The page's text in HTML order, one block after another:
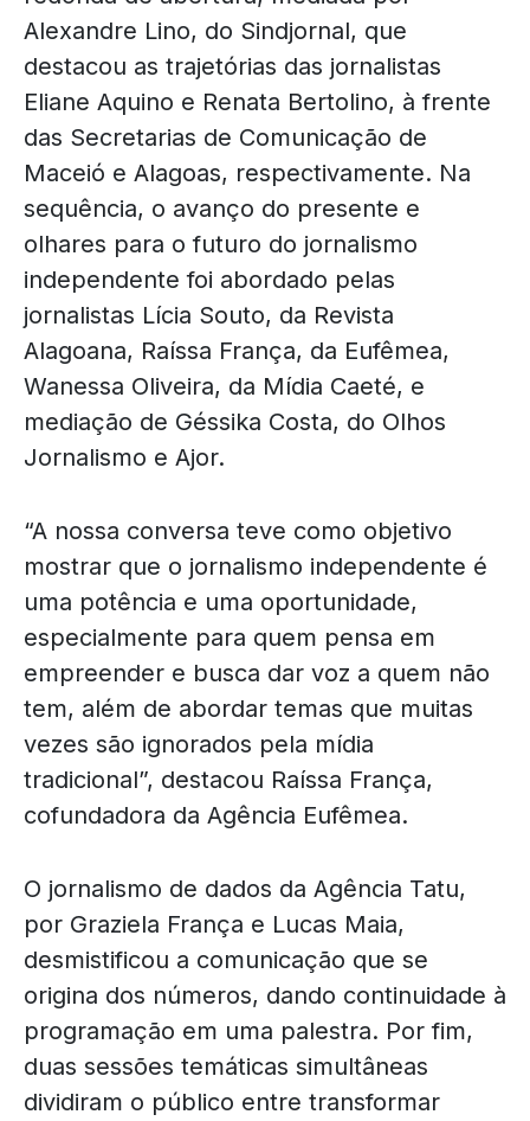
Alexandre Lino, do Sindjornal, que
destacou as trajetórias das jornalistas
Eliane Aquino e Renata Bertolino, à frente
das Secretarias de Comunicação de
Maceió e Alagoas, respectivamente. Na
sequência, o avanço do presente e
olhares para o futuro do jornalismo
independente foi abordado pelas
jornalistas Lícia Souto, da Revista
Alagoana, Raíssa França, da Eufêmea,
Wanessa Oliveira, da Mídia Caeté, e
mediação de Géssika Costa, do Olhos
Jornalismo e Ajor.
“A nossa conversa teve como objetivo
mostrar que o jornalismo independente é
uma potência e uma oportunidade,
especialmente para quem pensa em
empreender e busca dar voz a quem não
tem, além de abordar temas que muitas
vezes são ignorados pela mídia
tradicional”, destacou Raíssa França,
cofundadora da Agência Eufêmea.
O jornalismo de dados da Agência Tatu,
por Graziela França e Lucas Maia,
desmistificou a comunicação que se
origina dos números, dando continuidade à
programação em uma palestra. Por fim,
duas sessões temáticas simultâneas
dividiram o público entre transformar